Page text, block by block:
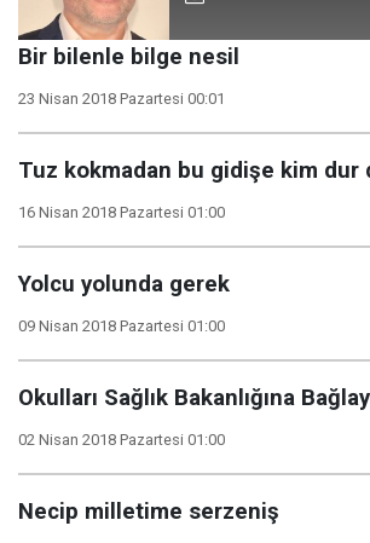
Bir bilenle bilge nesil
23 Nisan 2018 Pazartesi 00:01
Tuz kokmadan bu gidişe kim dur
16 Nisan 2018 Pazartesi 01:00
Yolcu yolunda gerek
09 Nisan 2018 Pazartesi 01:00
Okulları Sağlık Bakanlığına
02 Nisan 2018 Pazartesi 01:00
Necip milletime serzeniş